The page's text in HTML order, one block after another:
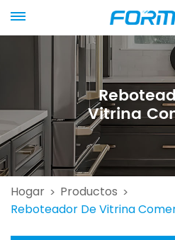
Vitrina
Hogar > Productos >
Reboteador De Vitrina